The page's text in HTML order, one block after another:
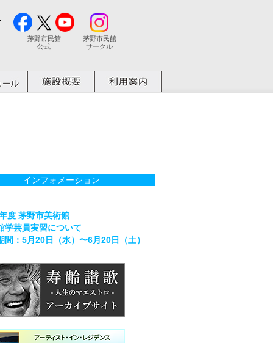
茅野市民館
公式
茅野市民館
サークル
インフォメーション
度 茅野市美術館
学芸員実習について
間：5月20日（水）〜6月20日（土）